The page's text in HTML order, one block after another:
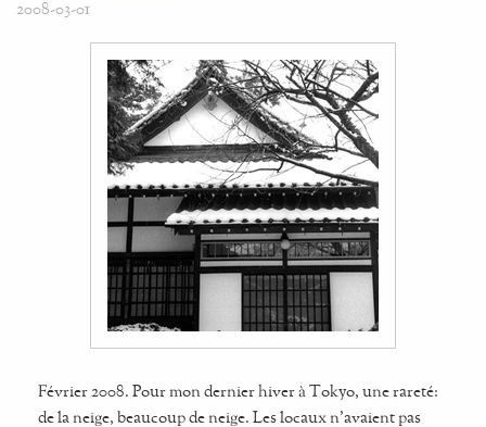
2008-03-01
Février 2008. Pour mon dernier hiver à Tokyo, une rareté:
de la neige, beaucoup de neige. Les locaux n'avaient pas